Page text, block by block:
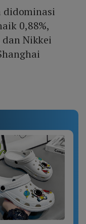
didominasi
0,88%,
Nikkei